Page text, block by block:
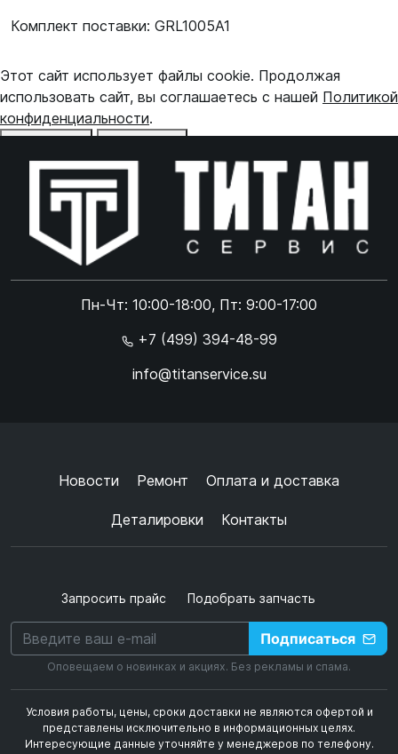
Комплект поставки: GRL1005A1
Пн-Чт: 10:00-18:00, Пт: 9:00-17:00
+7 (499) 394-48-99
info@titanservice.su
Новости Ремонт Оплата и доставка
Деталировки Контакты
Запросить прайс Подобрать запчасть
Подписаться
Оповещаем о новинках и акциях. Без рекламы и спама.
Условия работы, цены, сроки доставки не являются офертой и
представлены исключительно в информационных целях.
Интересующие данные уточняйте у менеджеров по телефону.
Этот сайт использует файлы cookie. Продолжая
использовать сайт, вы соглашаетесь с нашей Политикой
конфиденциальности.
Online чат
Online чат